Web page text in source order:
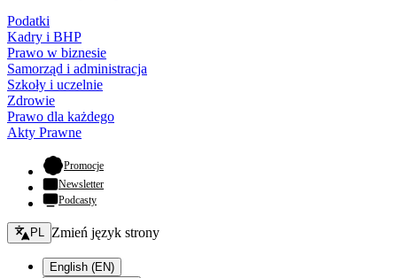
Podatki
Kadry i BHP
Prawo w biznesie
Samorząd i administracja
Szkoły i uczelnie
Zdrowie
Prawo dla każdego
Akty Prawne
Promocje- otwiera się w nowej karcie
Newsletter
Podcasty
Zmień język - bieżący:
PL Zmień język strony
English (EN)